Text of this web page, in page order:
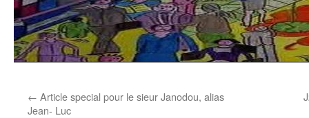
← Article special pour le sieur Janodou, alias
Jean- Luc